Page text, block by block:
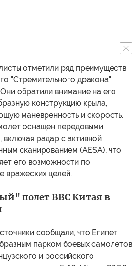
отметили ряд преимуществ
"Стремительного дракона"
обратили внимание на его
конструкцию крыла,
маневренность и скорость.
оснащен передовыми
включая радар с активной
сканированием (AESA), что
его возможности по
вражеских целей.
полет ВВС Китая в
сообщали, что Египет
парком боевых самолетов
и российского